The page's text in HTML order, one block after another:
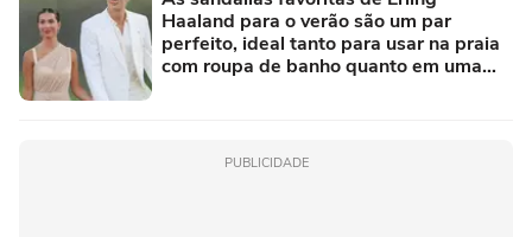
Haaland para o verão são um par
perfeito, ideal tanto para usar na praia
com roupa de banho quanto em uma
PUBLICIDADE